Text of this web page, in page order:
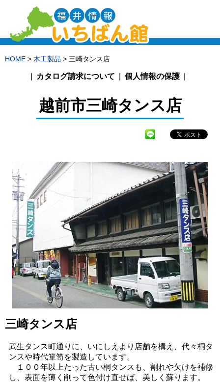
HOME > 木工製品 > 三崎タンス店
カタログ請求について 個人情報の保護
越前市三崎タンス店
三崎タンス店
武生タンス町通りに、いにしえより店舗を構え、代々桐タ
ンスや時代箪笥を製造しています。
１００年以上たった古い桐タンスも、割れや欠けを補修
し、表面を薄く削って色付け直せば、美しく蘇ります。